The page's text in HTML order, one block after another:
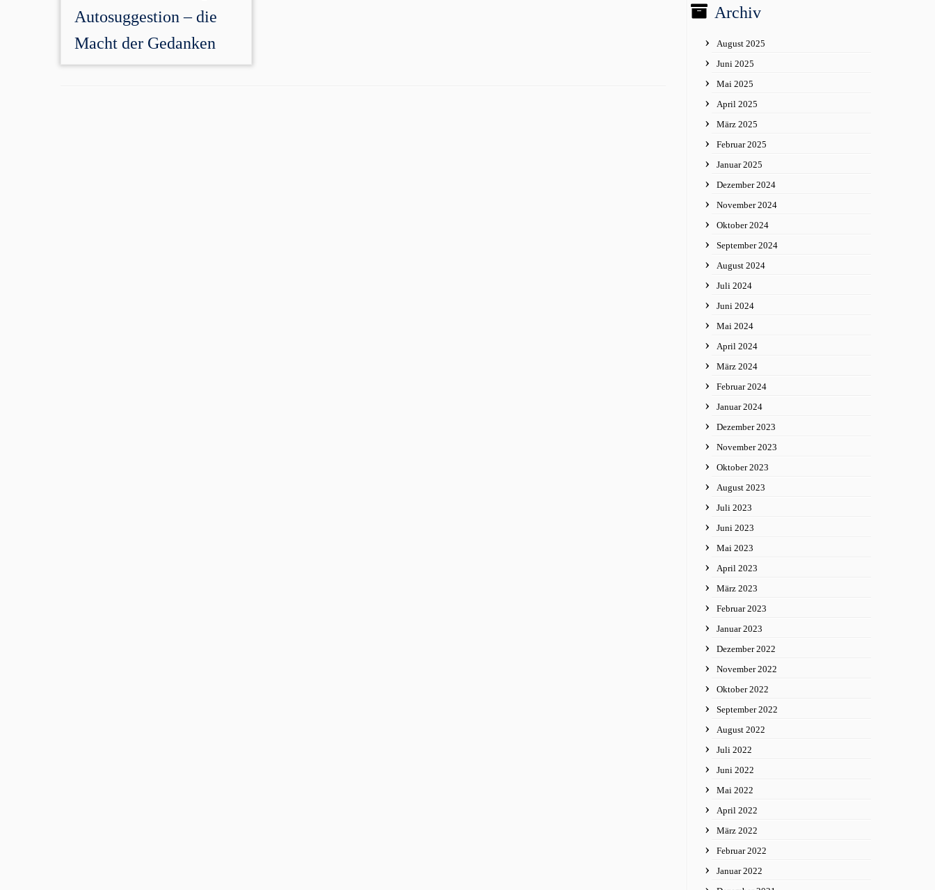
Autosuggestion – die
Macht der Gedanken
Archiv
August 2025
Juni 2025
Mai 2025
April 2025
März 2025
Februar 2025
Januar 2025
Dezember 2024
November 2024
Oktober 2024
September 2024
August 2024
Juli 2024
Juni 2024
Mai 2024
April 2024
März 2024
Februar 2024
Januar 2024
Dezember 2023
November 2023
Oktober 2023
August 2023
Juli 2023
Juni 2023
Mai 2023
April 2023
März 2023
Februar 2023
Januar 2023
Dezember 2022
November 2022
Oktober 2022
September 2022
August 2022
Juli 2022
Juni 2022
Mai 2022
April 2022
März 2022
Februar 2022
Januar 2022